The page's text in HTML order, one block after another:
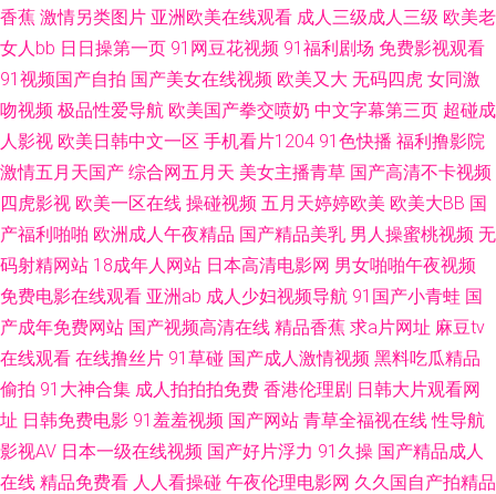
色情激情 91逼在线 草莓视频COP 韩国免费av大全 91牛逼 国产精品情侣自拍
99福利在线视频 大香蕉AV在线 老熟女自慰91 日韩色色 在线观看色 91在线
超碰 91少妇黑丝 超碰天堂网 亚洲另类小说欧美 成人a视频 老司机曹逼视频
午夜剧场在线爽爽 俺去啦综合网址 黄色三级人妻 日韩一级片VV 91精品视频
影院 91看国产导航 超碰人人操在线 九九国产 日韩干逼网 97资源在线视频
久久精品视频32 日韩成网 91综合在线观看 国产福利2025 欧美00 亚洲五码
蜜桃 俺去射啦 精品国产免费人 日本不卡 av搬运工 久久草福利www 视频福
利在线看 91软件网战试看 大香蕉原网址 老湿机福利局影院 四虎影院欧美系
香蕉 激情另类图片 亚洲欧美在线观看 成人三级成人三级 欧美老
女人bb 日日操第一页 91网豆花视频 91福利剧场 免费影视观看
91视频国产自拍 国产美女在线视频 欧美又大 无码四虎 女同激
吻视频 极品性爱导航 欧美国产拳交喷奶 中文字幕第三页 超碰成
人影视 欧美日韩中文一区 手机看片1204 91色快播 福利撸影院
激情五月天国产 综合网五月天 美女主播青草 国产高清不卡视频
四虎影视 欧美一区在线 操碰视频 五月天婷婷欧美 欧美大BB 国
产福利啪啪 欧洲成人午夜精品 国产精品美乳 男人操蜜桃视频 无
码射精网站 18成年人网站 日本高清电影网 男女啪啪午夜视频
免费电影在线观看 亚洲ab 成人少妇视频导航 91国产小青蛙 国
产成年免费网站 国产视频高清在线 精品香蕉 求a片网址 麻豆tv
在线观看 在线撸丝片 91草碰 国产成人激情视频 黑料吃瓜精品
偷拍 91大神合集 成人拍拍拍免费 香港伦理剧 日韩大片观看网
址 日韩免费电影 91羞羞视频 国产网站 青草全福视在线 性导航
影视AV 日本一级在线视频 国产好片浮力 91久操 国产精品成人
在线 精品免费看 人人看操碰 午夜伦理电影网 久久国自产拍精品